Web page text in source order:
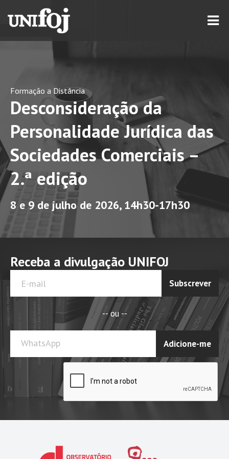
Formação a Distância
Desconsideração da
Personalidade Jurídica das
Sociedades Comerciais –
2.ª edição
8 e 9 de julho de 2026, 14h30-17h30
Receba a divulgação UNIFOJ
Subscrever
-- ou --
WhatsApp Adicione-me